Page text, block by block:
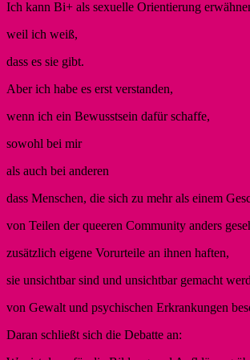
Ich kann Bi+ als sexuelle Orientierung
weil ich weiß,
dass es sie gibt.
Aber ich habe es erst verstanden,
wenn ich ein Bewusstsein dafür schaffe,
sowohl bei mir
als auch bei anderen
dass Menschen, die sich zu mehr als einem
von Teilen der queeren Community anders
zusätzlich eigene Vorurteile an ihnen haften,
sie unsichtbar sind und unsichtbar gemacht
von Gewalt und psychischen Erkrankungen
Daran schließt sich die Debatte an: